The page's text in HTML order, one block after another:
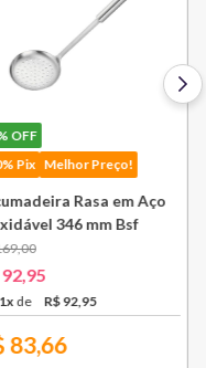
OFF
Pix
Melhor Preço!
Rasa em Aço
346 mm Bsf
,00
92,95
x R$92,95
83,66